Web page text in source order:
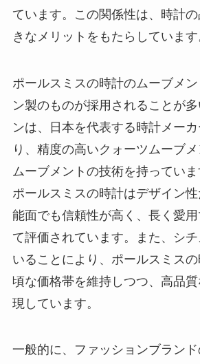
ています。この関係性は、時計
きなメリットをもたらしています
ポールスミスの時計のムーブメ
ン製のものが採用されることが
ンは、日本を代表する時計メー
り、精度の高いクォーツムーブ
ムーブメントの技術を持っていま
ポールスミスの時計はデザイン
能面でも信頼性が高く、長く愛
て評価されています。また、シ
いることにより、ポールスミス
頃な価格帯を維持しつつ、高品
現しています。
一般的に、ファッションブラン